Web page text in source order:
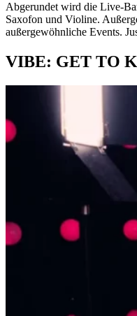
Abgerundet wird die Live-
Saxofon und Violine.
außergewöhnliche Events.
VIBE: GET TO